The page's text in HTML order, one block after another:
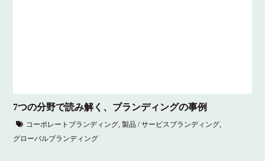
7つの分野で読み解く、ブランディングの事例
コーポレートブランディング,製品 / サービスブランディング,
グローバルブランディング